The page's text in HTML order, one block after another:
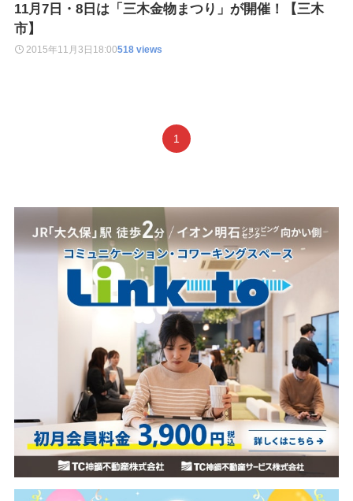
11月7日・8日は「三木金物まつり」が開催！【三木
市】
2015年11月3日 18:00518 views
1